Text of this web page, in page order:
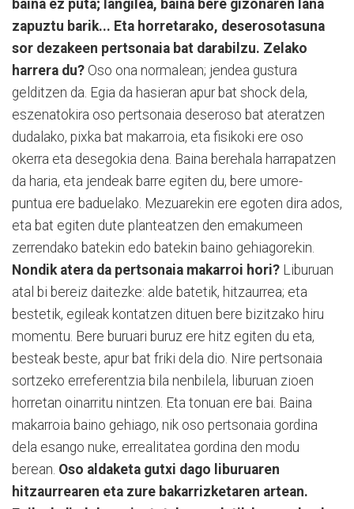
baina ez puta; langilea, baina bere gizonaren lana
zapuztu barik... Eta horretarako, deserosotasuna
sor dezakeen pertsonaia bat darabilzu. Zelako
harrera du? Oso ona normalean; jendea gustura
gelditzen da. Egia da hasieran apur bat shock dela,
eszenatokira oso pertsonaia deseroso bat ateratzen
dudalako, pixka bat makarroia, eta fisikoki ere oso
okerra eta desegokia dena. Baina berehala harrapatzen
da haria, eta jendeak barre egiten du, bere umore-
puntua ere baduelako. Mezuarekin ere egoten dira ados,
eta bat egiten dute planteatzen den emakumeen
zerrendako batekin edo batekin baino gehiagorekin.
Nondik atera da pertsonaia makarroi hori? Liburuan
atal bi bereiz daitezke: alde batetik, hitzaurrea; eta
bestetik, egileak kontatzen dituen bere bizitzako hiru
momentu. Bere buruari buruz ere hitz egiten du eta,
besteak beste, apur bat friki dela dio. Nire pertsonaia
sortzeko erreferentzia bila nenbilela, liburuan zioen
horretan oinarritu nintzen. Eta tonuan ere bai. Baina
makarroia baino gehiago, nik oso pertsonaia gordina
dela esango nuke, errealitatea gordina den modu
berean. Oso aldaketa gutxi dago liburuaren
hitzaurrearen eta zure bakarrizketaren artean.